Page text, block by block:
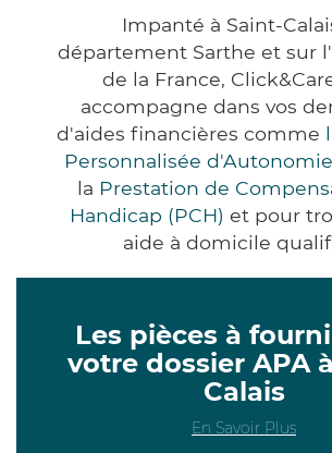
Impanté à Saint-
département Sarthe et sur
de la France,
accompagne dans vos
d'aides financières comme
Personnalisée
la Prestation de
Handicap (PCH) et pour
aide à domicile
Les pièces à
votre dossier APA
Calais
En Savoir Plus